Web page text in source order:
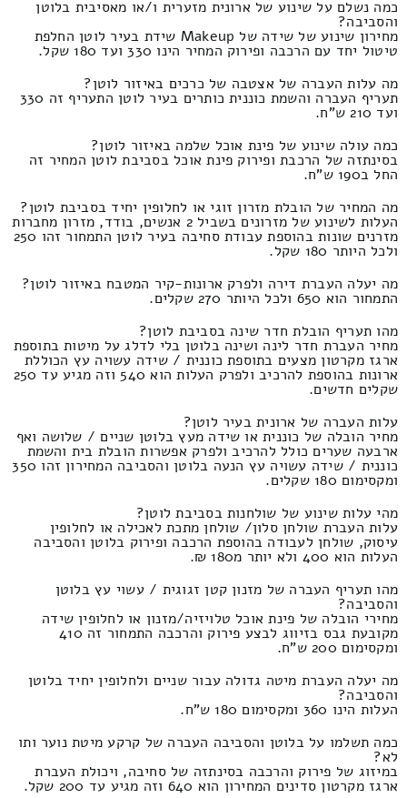
כמה נשלם על שינוע של ארונית מזערית ו/או מאסיבית בלוטן
והסביבה?
מחירון שינוע של שידה של Makeup שידת בעיר לוטן החלפת
טיטול יחד עם הרכבה ופירוק המחיר הינו 330 ועד 180 שקל.
מה עלות העברה של אצטבה של כרכים באיזור לוטן?
תעריף העברה והשמת כוננית כותרים בעיר לוטן התעריף זה 330
ועד 210 ש"ח.
כמה עולה שינוע של פינת אוכל שלמה באיזור לוטן?
בסינתזה של הרכבת ופירוק פינת אוכל בסביבת לוטן המחיר זה
החל ב190 ש"ח.
מה המחיר של הובלת מזרון זוגי או לחלופין יחיד בסביבת לוטן?
העלות לשינוע של מזרונים בשביל 2 אנשים, בודד, מזרון מחברות
מזרנים שונות בהוספת עבודת סחיבה בעיר לוטן התמחור זהו 250
ולכל היותר 180 שקל.
מה יעלה העברת דירה ולפרק ארונות-קיר המטבח באיזור לוטן?
התמחור הוא 650 ולכל היותר 270 שקלים.
מהו תעריף הובלת חדר שינה בסביבת לוטן?
מחיר העברת חדר לינה ושינה בלוטן בלי לדלג על מיטות בתוספת
ארגז מקרטון מצעים בתוספת כוננית / שידה עשויה עץ הכוללת
ארונות בהוספת להרכיב ולפרק העלות הוא 540 וזה מגיע עד 250
שקלים חדשים.
עלות העברה של ארונית בעיר לוטן?
מחיר הובלה של כוננית או שידה מעץ בלוטן שניים / שלושה ואף
ארבעה שערים כולל להרכיב ולפרק אפשרות הובלת בית והשמת
כוננית / שידה עשויה עץ הנעה בלוטן והסביבה המחירון זהו 350
ומקסימום 180 שקלים.
מהי עלות שינוע של שולחנות בסביבת לוטן?
עלות העברת שולחן סלון/ שולחן מתכת לאכילה או לחלופין
עיסוק, שולחן לעבודה בהוספת הרכבה ופירוק בלוטן והסביבה
העלות הוא 400 ולא יותר מ180 ₪.
מהו תעריף העברה של מזנון קטן זגוגית / עשוי עץ בלוטן
והסביבה?
מחירי הובלה של פינת אוכל טלויזיה/מזנון או לחלופין שידה
מקובעת גבס בזיווג לבצע פירוק והרכבה התמחור זה 410
ומקסימום 200 ש"ח.
מה יעלה העברת מיטה גדולה עבור שניים ולחלופין יחיד בלוטן
והסביבה?
העלות הינו 360 ומקסימום 180 ש"ח.
כמה תשלמו על בלוטן והסביבה העברה של קרקע מיטת נוער ותו
לא?
במיזוג של פירוק והרכבה בסינתזה של סחיבה, ויכולת העברת
ארגז מקרטון סדינים המחירון הוא 640 וזה מגיע עד 200 שקל.